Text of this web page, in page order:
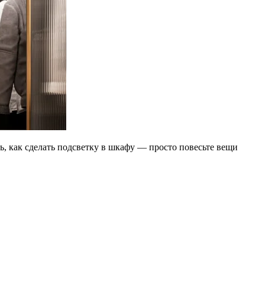
сделать подсветку в шкафу — просто повесьте вещи